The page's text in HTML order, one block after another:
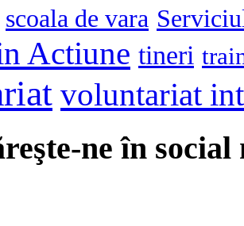
scoala de vara
Actiune tineri
voluntariat
ne în social